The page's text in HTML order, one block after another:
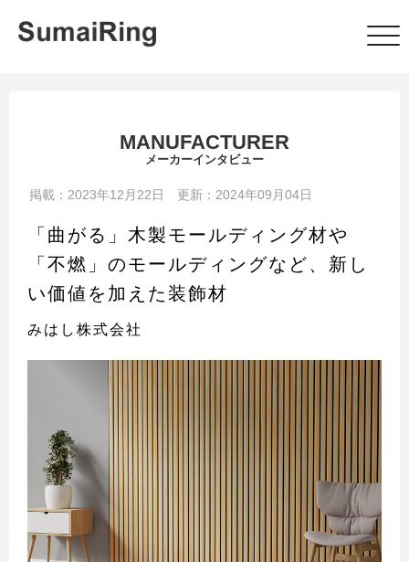
MANUFACTURER
メーカーインタビュー
掲載：2023年12月22日 更新：2024年09月04日
「曲がる」木製モールディング材や
「不燃」のモールディングなど、新し
い価値を加えた装飾材
みはし株式会社